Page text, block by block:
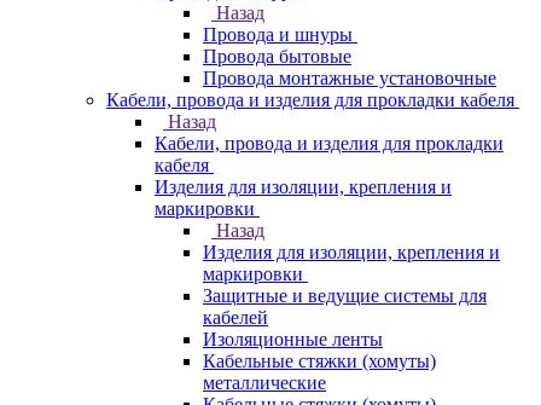
Назад
Провода и шнуры
Провода бытовые
Провода монтажные установочные
Кабели, провода и изделия для прокладки кабеля
Назад
Кабели, провода и изделия для прокладки
кабеля
Изделия для изоляции, крепления и
маркировки
Назад
Изделия для изоляции, крепления и
маркировки
Защитные и ведущие системы для
кабелей
Изоляционные ленты
Кабельные стяжки (хомуты)
металлические